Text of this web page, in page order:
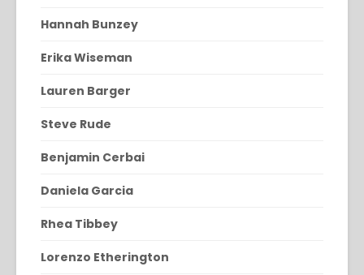
Hannah Bunzey
Erika Wiseman
Lauren Barger
Steve Rude
Benjamin Cerbai
Daniela Garcia
Rhea Tibbey
Lorenzo Etherington